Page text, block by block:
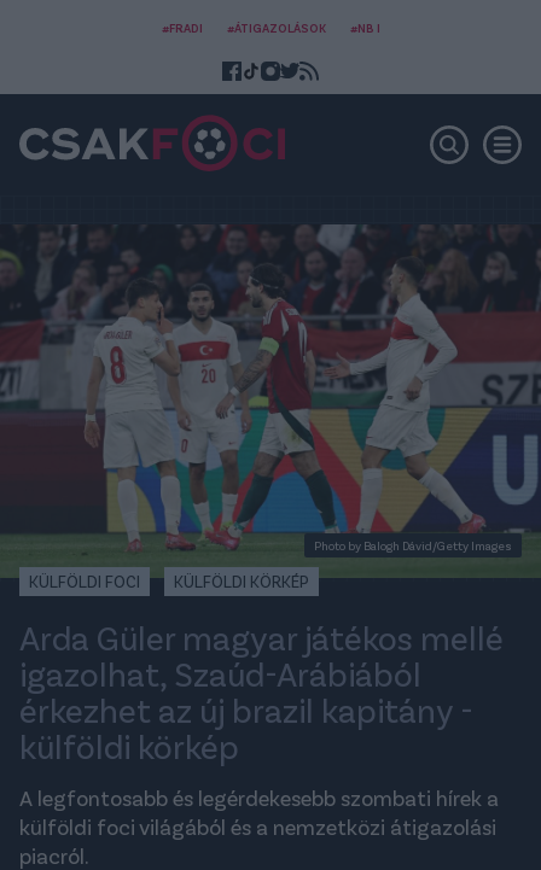
#FRADI #ÁTIGAZOLÁSOK #NB I
Photo by Balogh Dávid/Getty Images
KÜLFÖLDI FOCI KÜLFÖLDI KÖRKÉP
Arda Güler magyar játékos mellé
igazolhat, Szaúd-Arábiából
érkezhet az új brazil kapitány -
külföldi körkép
A legfontosabb és legérdekesebb szombati hírek a
külföldi foci világából és a nemzetközi átigazolási
piacról.